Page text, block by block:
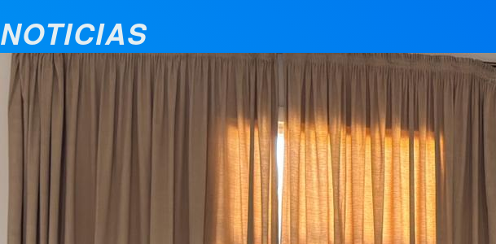
NOTICIAS